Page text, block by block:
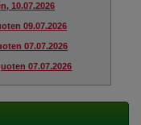
10.07.2026
09.07.2026
07.07.2026
07.07.2026